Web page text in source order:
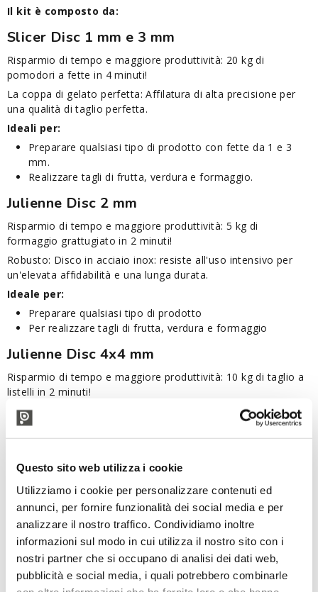
Questo sito web utilizza i cookie
Utilizziamo i cookie per personalizzare contenuti ed
annunci, per fornire funzionalità dei social media e per
analizzare il nostro traffico. Condividiamo inoltre
informazioni sul modo in cui utilizza il nostro sito con i
nostri partner che si occupano di analisi dei dati web,
pubblicità e social media, i quali potrebbero combinarle
Il kit è composto da:
Slicer Disc 1 mm e 3 mm
Risparmio di tempo e maggiore produttività: 20 kg di
pomodori a fette in 4 minuti!
La coppa di gelato perfetta: Affilatura di alta precisione per
una qualità di taglio perfetta.
Ideali per:
Preparare qualsiasi tipo di prodotto con fette da 1 e 3
mm.
Realizzare tagli di frutta, verdura e formaggio.
Julienne Disc 2 mm
Risparmio di tempo e maggiore produttività: 5 kg di
formaggio grattugiato in 2 minuti!
Robusto: Disco in acciaio inox: resiste all'uso intensivo per
un'elevata affidabilità e una lunga durata.
Ideale per:
Preparare qualsiasi tipo di prodotto
Per realizzare tagli di frutta, verdura e formaggio
Julienne Disc 4x4 mm
Risparmio di tempo e maggiore produttività: 10 kg di taglio a
listelli in 2 minuti!
Qualità di taglio eccezionale
Affilatura ad alta precisione
Realizzare Listelli con spessore 4x4 mm
Preparare qualsiasi tipo di prodotto
Per realizzare tagli di frutta e verdura.
Cubetti Disc 10x10x10 mm
Qualità di taglio eccezionale
Affilatura ad alta precisione
Risparmio di tempo e maggiore produttività: 25 kg di cubetti